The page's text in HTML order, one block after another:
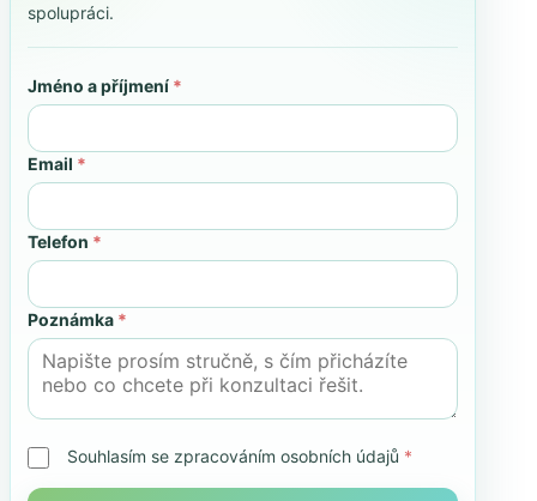
spolupráci.
Jméno a příjmení *
Email *
Telefon *
Poznámka *
Souhlasím se zpracováním osobních údajů *